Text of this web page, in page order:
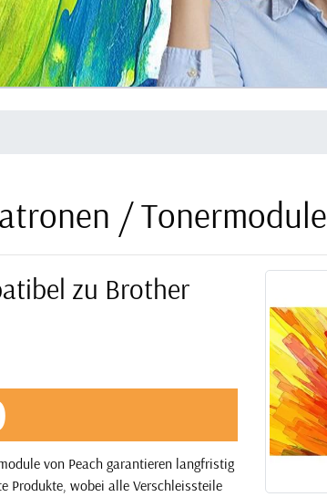
/ Tonermodule
zu Brother
von Peach garantieren langfristig
Produkte, wobei alle Verschleissteile